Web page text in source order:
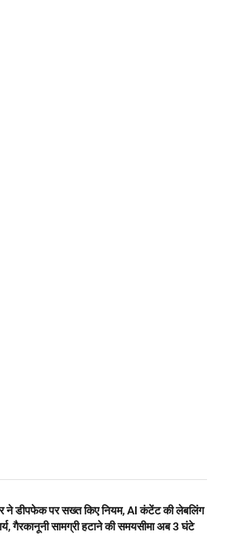
ने डीपफेक पर सख्त किए नियम, AI कंटेंट की लेबलिंग
गैरकानूनी सामग्री हटाने की समयसीमा अब 3 घंटे